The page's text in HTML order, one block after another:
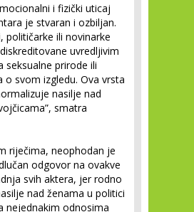
i fizički uticaj
je stvaran i ozbiljan.
političarke ili novinarke
uvredljivim
seksualne prirode ili
o svom izgledu. Ova vrsta
nasilje nad
smatra
riječima, neophodan je
odgovor na ovakve
svih aktera, jer rodno
nad ženama u politici
nejednakim odnosima